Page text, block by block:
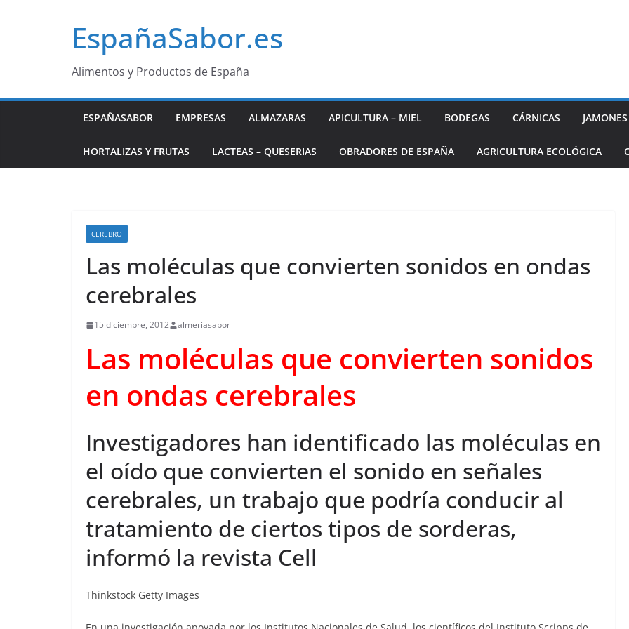
EspañaSabor.es
Alimentos y Productos de España
ESPAÑASABOR EMPRESAS ALMAZARAS APICULTURA – MIEL BODEGAS CÁRNICAS
HORTALIZAS Y FRUTAS LACTEAS – QUESERIAS OBRADORES DE ESPAÑA AGRICULTURA ECOLÓGICA
CEREBRO
Las moléculas que convierten sonidos en ondas
cerebrales
15 diciembre, 2012 almeriasabor
Las moléculas que convierten sonidos
en ondas cerebrales
Investigadores han identificado las moléculas en
el oído que convierten el sonido en señales
cerebrales, un trabajo que podría conducir al
tratamiento de ciertos tipos de sorderas,
informó la revista Cell
Thinkstock Getty Images